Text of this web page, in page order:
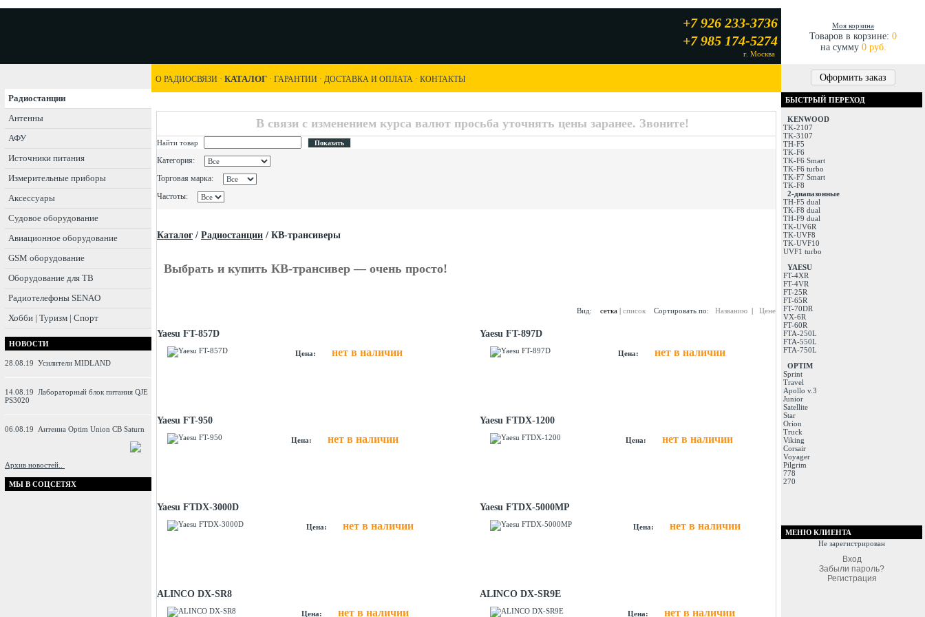
+7 926 233-3736
+7 985 174-5274
г. Москва
Моя корзина
Товаров в корзине: 0
на сумму 0 руб.
Оформить заказ
Радиостанции
Антенны
АФУ
Источники питания
Измерительные приборы
Аксессуары
Судовое оборудование
Авиационное оборудование
GSM оборудование
Оборудование для ТВ
Радиотелефоны SENAO
Хобби | Туризм | Спорт
НОВОСТИ
28.08.19 Усилители MIDLAND
14.08.19 Лабораторный блок питания QJE
PS3020
06.08.19 Антенна Optim Union CB Saturn
Архив новостей..
МЫ В СОЦСЕТЯХ
О РАДИОСВЯЗИ · КАТАЛОГ · ГАРАНТИИ · ДОСТАВКА И ОПЛАТА · КОНТАКТЫ
В связи с изменением курса валют просьба уточнять цены заранее. Звоните!
Найти товар
Категория:
Торговая марка:
Частоты:
Каталог / Радиостанции / КВ-трансиверы
Выбрать и купить КВ-трансивер — очень просто!
Вид: сетка | список Сортировать по: Названию | Цене
Yaesu FT-857D
Цена: нет в наличии
Yaesu FT-897D
Цена: нет в наличии
Yaesu FT-950
Цена: нет в наличии
Yaesu FTDX-1200
Цена: нет в наличии
Yaesu FTDX-3000D
Цена: нет в наличии
Yaesu FTDX-5000MP
Цена: нет в наличии
ALINCO DX-SR8
Цена: нет в наличии
ALINCO DX-SR9E
Цена: нет в наличии
БЫСТРЫЙ ПЕРЕХОД
KENWOOD
TK-2107
TK-3107
TH-F5
TK-F6
TK-F6 Smart
TK-F6 turbo
TK-F7 Smart
TK-F8
2-диапазонные
TH-F5 dual
TK-F8 dual
TH-F9 dual
TK-UV6R
TK-UVF8
TK-UVF10
UVF1 turbo
YAESU
FT-4XR
FT-4VR
FT-25R
FT-65R
FT-70DR
VX-6R
FT-60R
FTA-250L
FTA-550L
FTA-750L
OPTIM
Sprint
Travel
Apollo v.3
Junior
Satellite
Star
Orion
Truck
Viking
Corsair
Voyager
Pilgrim
778
270
МЕНЮ КЛИЕНТА
Не зарегистрирован
Вход
Забыли пароль?
Регистрация